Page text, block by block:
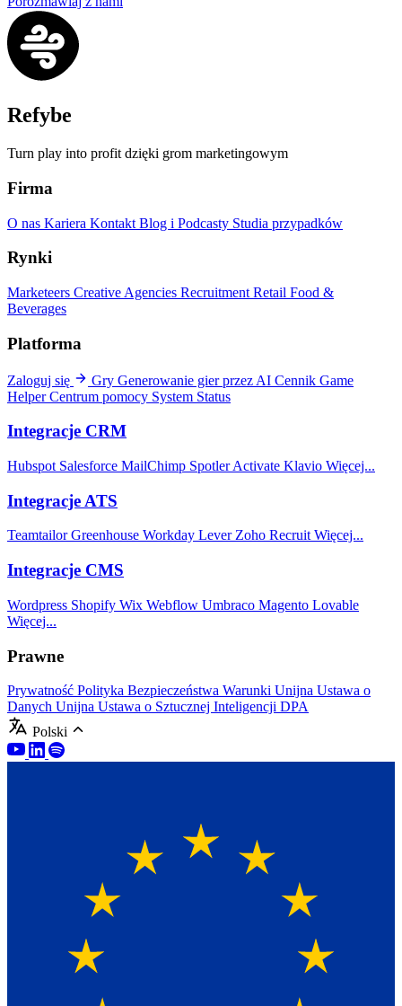
Refybe
Turn play into profit dzięki grom marketingowym
Firma
O nas Kariera Kontakt Blog i Podcasty Studia przypadków
Rynki
Marketeers Creative Agencies Recruitment Retail Food &
Beverages
Platforma
Zaloguj się Gry Generowanie gier przez AI Cennik Game
HelperCentrum pomocy System Status
Integracje CRM
Hubspot Salesforce MailChimp Spotler Activate Klavio Więcej...
Integracje ATS
TeamtailorGreenhouse Workday LeverZoho RecruitWięcej...
Integracje CMS
Wordpress Shopify Wix Webflow Umbraco Magento Lovable
Więcej...
Prawne
Prywatność Polityka Bezpieczeństwa Warunki Unijna Ustawa o
Danych Unijna Ustawa o Sztucznej Inteligencji DPA
Polski